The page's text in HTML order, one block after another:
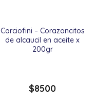
Carciofini – Corazoncitos
de alcaucil en aceite x
200gr
$8500